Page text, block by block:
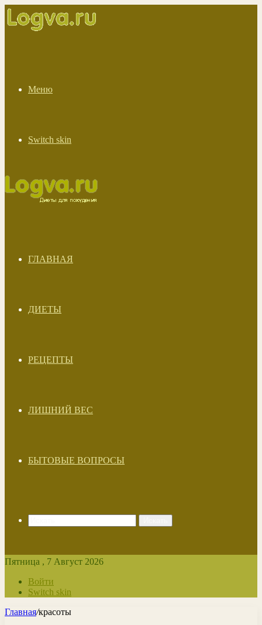
Меню
Switch skin
ГЛАВНАЯ
ДИЕТЫ
РЕЦЕПТЫ
ЛИШНИЙ ВЕС
БЫТОВЫЕ ВОПРОСЫ
Пятница , 7 Август 2026
Войти
Switch skin
Главная/красоты